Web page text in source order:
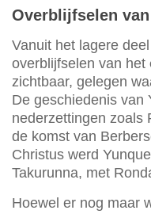
Overblijfselen van
Vanuit het lagere
overblijfselen van het
zichtbaar, gelegen
De geschiedenis van
nederzettingen zoals
de komst van
Christus werd
Takurunna, met
Hoewel er nog maar